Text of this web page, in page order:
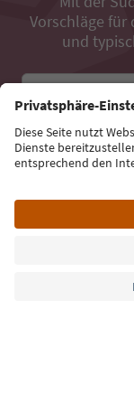
Vorschläge für
und